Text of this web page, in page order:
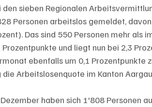
den sieben Regionalen
Personen arbeitslos gemeldet,
Das sind 550 Personen mehr als
Prozentpunkte und liegt nun bei 2,3
ebenfalls um 0,1 Prozentpunkte
die Arbeitslosenquote im Kanton
haben sich 1'808 Personen